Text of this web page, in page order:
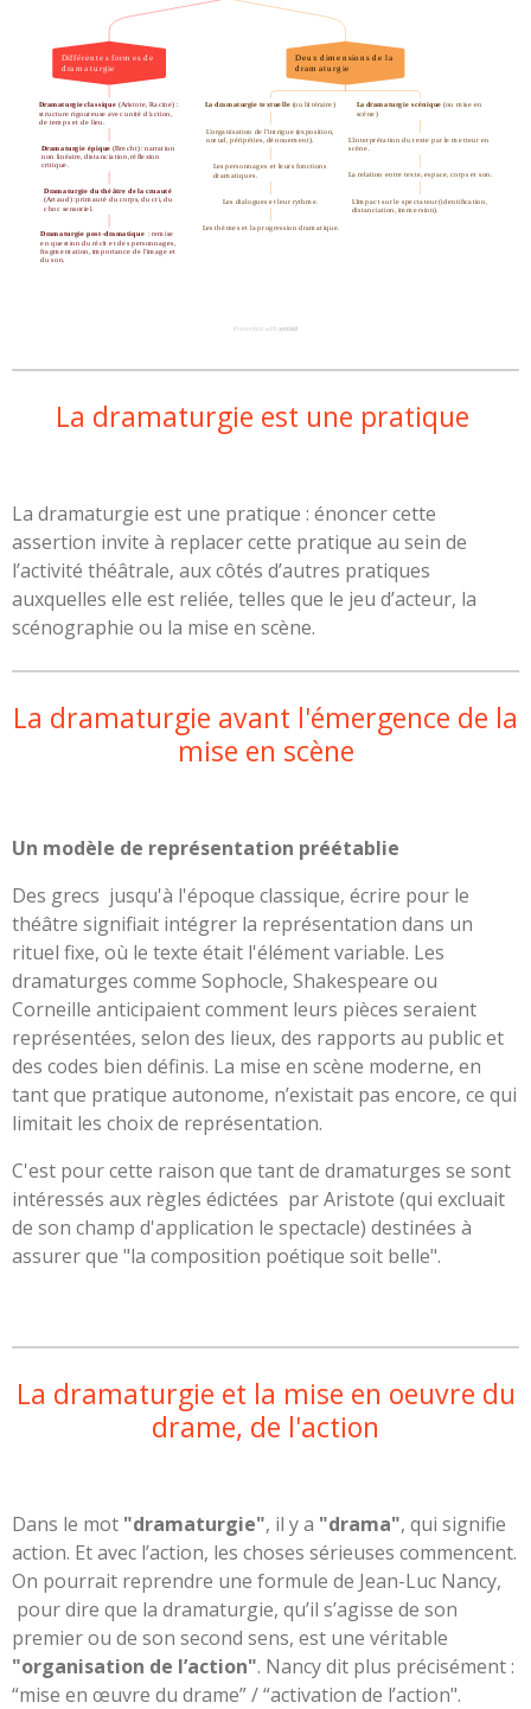
La dramaturgie est une pratique
La dramaturgie est une pratique : énoncer cette
assertion invite à replacer cette pratique au sein de
l’activité théâtrale, aux côtés d’autres pratiques
auxquelles elle est reliée, telles que le jeu d’acteur, la
scénographie ou la mise en scène.
La dramaturgie avant l'émergence de la
mise en scène
Un modèle de représentation préétablie
Des grecs jusqu'à l'époque classique, écrire pour le
théâtre signifiait intégrer la représentation dans un
rituel fixe, où le texte était l'élément variable. Les
dramaturges comme Sophocle, Shakespeare ou
Corneille anticipaient comment leurs pièces seraient
représentées, selon des lieux, des rapports au public et
des codes bien définis. La mise en scène moderne, en
tant que pratique autonome, n’existait pas encore, ce qui
limitait les choix de représentation.
C'est pour cette raison que tant de dramaturges se sont
intéressés aux règles édictées par Aristote (qui excluait
de son champ d'application le spectacle) destinées à
assurer que "la composition poétique soit belle".
La dramaturgie et la mise en oeuvre du
drame, de l'action
Dans le mot "dramaturgie", il y a "drama", qui signifie
action. Et avec l’action, les choses sérieuses commencent.
On pourrait reprendre une formule de Jean-Luc Nancy,
pour dire que la dramaturgie, qu’il s’agisse de son
premier ou de son second sens, est une véritable
"organisation de l’action". Nancy dit plus précisément :
“mise en œuvre du drame” / “activation de l’action".